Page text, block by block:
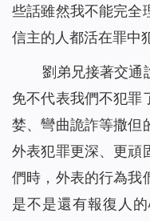
些話雖然我不能完全
信主的人都活在罪中
劉弟兄接著交通
免不代表我們不犯罪
婪、彎曲詭詐等撒但
外表犯罪更深、更頑
們時，外表的行為我
是不是還有報復人